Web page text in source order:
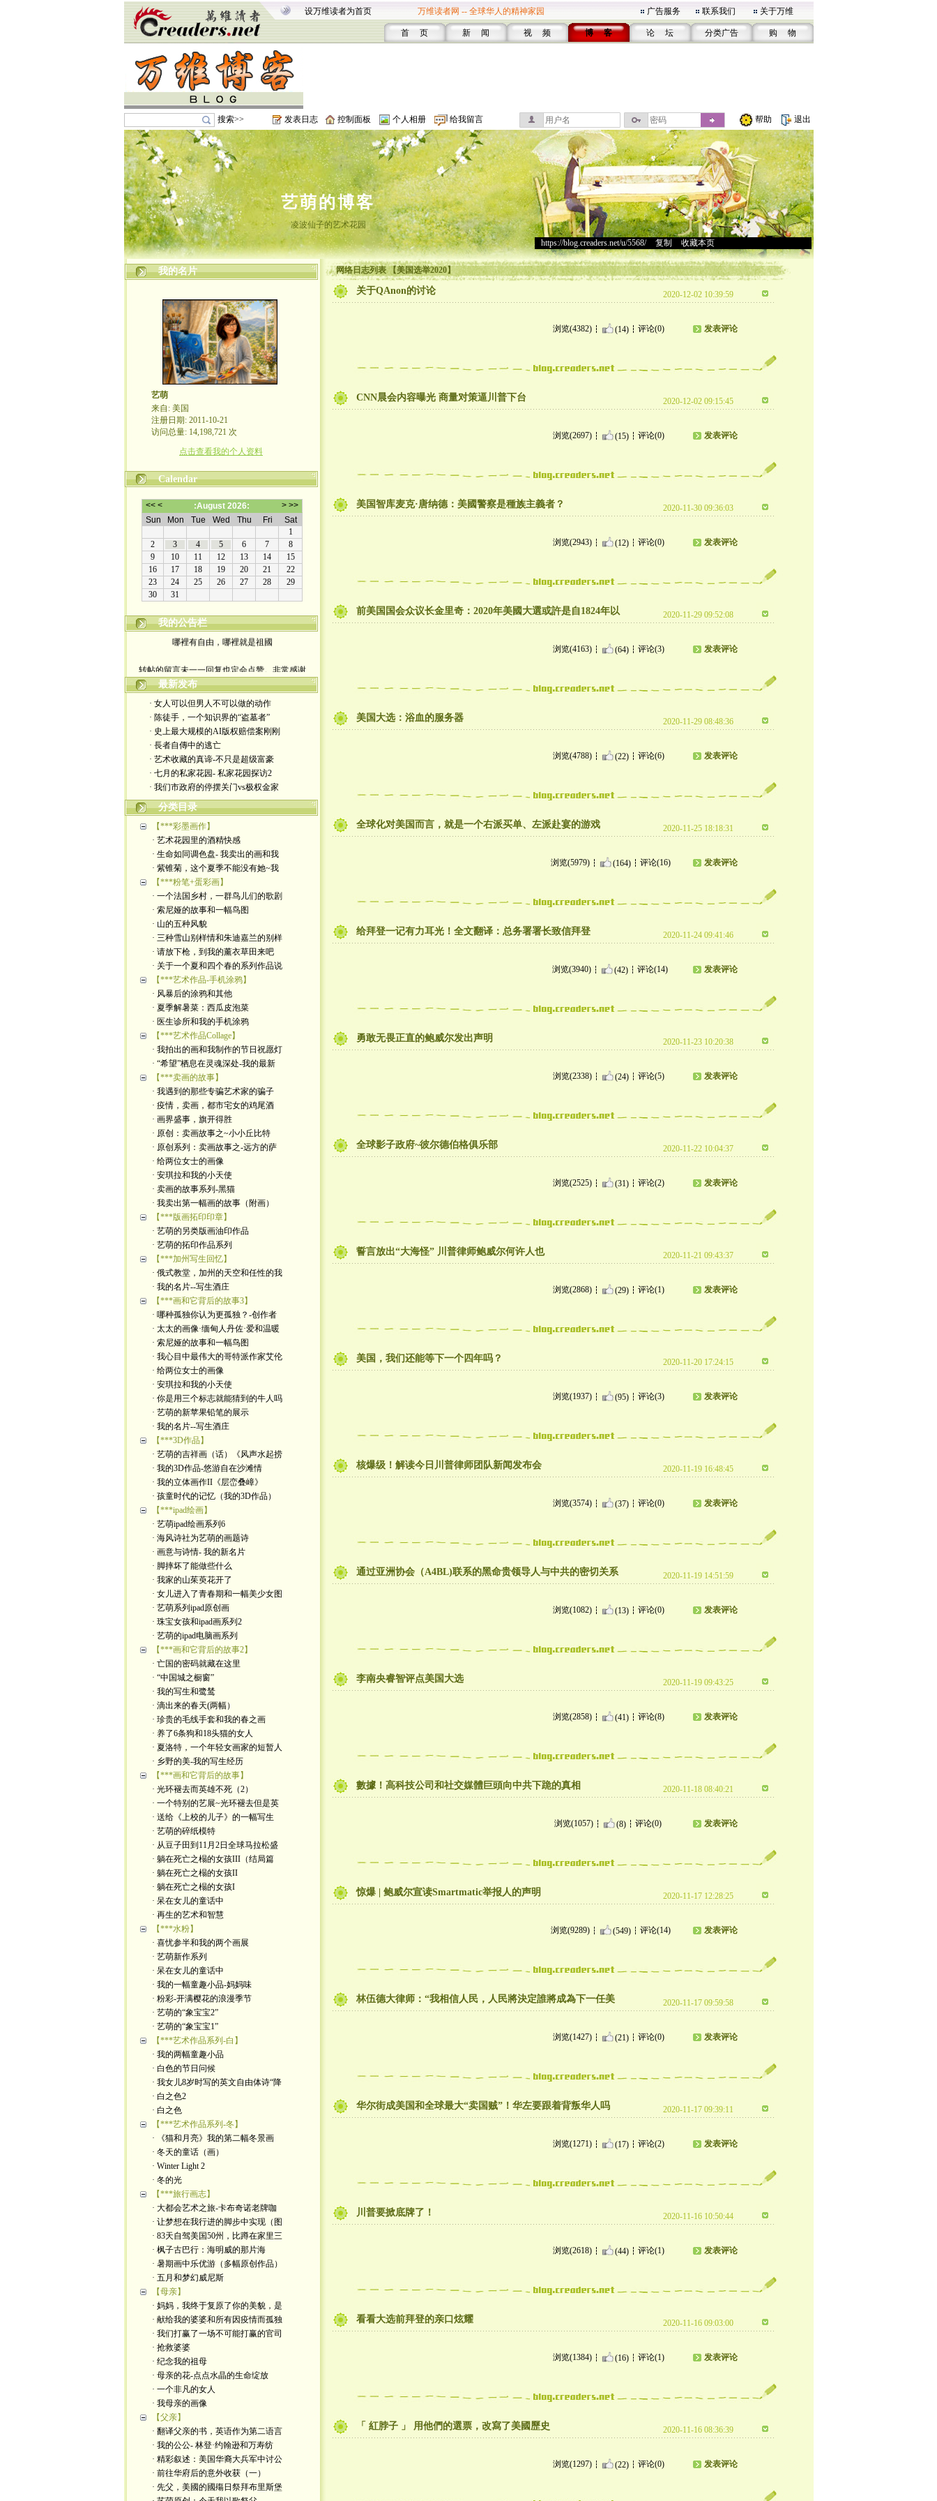
设万维读者为首页 万维读者网 -- 全球华人的精神家园 广告服务 联系我们 关于万维
首 页 新 闻 视 频 博 客 论 坛 分类广告 购 物
搜索>> 发表日志 控制面板 个人相册 给我留言 帮助 退出
艺萌的博客
凌波仙子的艺术花园
https://blog.creaders.net/u/5568/> 复制 收藏本页
我的名片
艺萌
来自: 美国
注册日期: 2011-10-21
访问总量: 14,198,721 次
点击查看我的个人资料
Calendar
我的公告栏
哪裡有自由，哪裡就是祖國
yimengling53@yahoo.com
有意收藏者请私信我，感谢一贯支持
政治转载不一定代表本人意见
艺术博客：https://yimengl.blog
目录中标注星号的为本人艺术原创
最新发布
· 女人可以但男人不可以做的动作
· 陈徒手，一个知识界的“盗墓者”
· 史上最大规模的AI版权赔偿案刚刚
· 長者自傳中的逃亡
· 艺术收藏的真谛-不只是超级富豪
· 七月的私家花园- 私家花园探访2
· 我们市政府的停摆关门vs极权金家
分类目录
【***彩墨画作】
· 艺术花园里的酒精快感
· 生命如同调色盘- 我卖出的画和我
· 紫锥菊，这个夏季不能没有她~我
【***粉笔+蛋彩画】
· 一个法国乡村，一群鸟儿们的歌剧
· 索尼娅的故事和一幅鸟图
· 山的五种风貌
· 三种雪山别样情和朱迪嘉兰的别样
· 请放下枪，到我的薰衣草田来吧
· 关于一个夏和四个春的系列作品说
【***艺术作品-手机涂鸦】
· 风暴后的涂鸦和其他
· 夏季解暑菜：西瓜皮泡菜
· 医生诊所和我的手机涂鸦
【***艺术作品Collage】
· 我拍出的画和我制作的节日祝愿灯
· “希望”栖息在灵魂深处-我的最新
【***卖画的故事】
· 我遇到的那些专骗艺术家的骗子
· 疫情，卖画，都市宅女的鸡尾酒
· 画界盛事，旗开得胜
· 原创：卖画故事之~小小丘比特
· 原创系列：卖画故事之-远方的萨
· 给两位女士的画像
· 安琪拉和我的小天使
· 卖画的故事系列-黑猫
· 我卖出第一幅画的故事（附画）
【***版画拓印印章】
· 艺萌的另类版画油印作品
· 艺萌的拓印作品系列
【***加州写生回忆】
· 俄式教堂，加州的天空和任性的我
· 我的名片--写生酒庄
【***画和它背后的故事3】
· 哪种孤独你认为更孤独？-创作者
· 太太的画像·缅甸人丹佐·爱和温暖
· 索尼娅的故事和一幅鸟图
· 我心目中最伟大的哥特派作家艾伦
· 给两位女士的画像
· 安琪拉和我的小天使
· 你是用三个标志就能猜到的牛人吗
· 艺萌的新苹果铅笔的展示
· 我的名片--写生酒庄
【***3D作品】
· 艺萌的吉祥画（话）《风声水起捞
· 我的3D作品-悠游自在沙滩情
· 我的立体画作II《层峦叠嶂》
· 孩童时代的记忆（我的3D作品）
【***ipad绘画】
· 艺萌ipad绘画系列6
· 海风诗社为艺萌的画题诗
· 画意与诗情- 我的新名片
· 脚摔坏了能做些什么
· 我家的山茱萸花开了
· 女儿进入了青春期和一幅美少女图
· 艺萌系列ipad原创画
· 珠宝女孩和ipad画系列2
· 艺萌的ipad电脑画系列
【***画和它背后的故事2】
· 亡国的密码就藏在这里
· “中国城之橱窗”
· 我的写生和鹭鸶
· 滴出来的春天(两幅）
· 珍贵的毛线手套和我的春之画
· 养了6条狗和18头猫的女人
· 夏洛特，一个年轻女画家的短暂人
· 乡野的美-我的写生经历
【***画和它背后的故事】
· 光环褪去而英雄不死（2）
· 一个特别的艺展~光环褪去但是英
· 送给《上校的儿子》的一幅写生
· 艺萌的碎纸模特
· 从豆子田到11月2日全球马拉松盛
· 躺在死亡之榻的女孩III（结局篇
· 躺在死亡之榻的女孩II
· 躺在死亡之榻的女孩I
· 呆在女儿的童话中
· 再生的艺术和智慧
【***水粉】
· 喜忧参半和我的两个画展
· 艺萌新作系列
· 呆在女儿的童话中
· 我的一幅童趣小品-妈妈味
· 粉彩-开满樱花的浪漫季节
· 艺萌的“象宝宝2”
· 艺萌的“象宝宝1”
【***艺术作品系列-白】
· 我的两幅童趣小品
· 白色的节日问候
· 我女儿8岁时写的英文自由体诗“降
· 白之色2
· 白之色
【***艺术作品系列-冬】
· 《猫和月亮》我的第二幅冬景画
· 冬天的童话（画）
· Winter Light 2
· 冬的光
【***旅行画志】
· 大都会艺术之旅-卡布奇诺老牌咖
· 让梦想在我行进的脚步中实现（图
· 83天自驾美国50州，比蹲在家里三
· 枫子古巴行：海明威的那片海
· 暑期画中乐优游（多幅原创作品）
· 五月和梦幻威尼斯
【母亲】
· 妈妈，我终于复原了你的美貌，是
· 献给我的婆婆和所有因疫情而孤独
· 我们打赢了一场不可能打赢的官司
· 抢救婆婆
· 纪念我的祖母
· 母亲的花-点点水晶的生命绽放
· 一个非凡的女人
· 我母亲的画像
【父亲】
· 翻译父亲的书，英语作为第二语言
· 我的公公- 林登·约翰逊和万寿纺
· 精彩叙述：美国华裔大兵军中讨公
· 前往华府后的意外收获（一）
· 先父，美國的國殤日祭拜布里斯堡
网络日志列表 【美国选举2020】
关于QAnon的讨论 2020-12-02 10:39:59
浏览(4382) (14) 评论(0) 发表评论
​CNN晨会内容曝光 商量对策逼川普下台 2020-12-02 09:15:45
浏览(2697) (15) 评论(0) 发表评论
美国智库麦克·唐纳德：美國警察是種族主義者？ 2020-11-30 09:36:03
浏览(2943) (12) 评论(0) 发表评论
前美国国会众议长金里奇：2020年美國大選或許是自1824年以 2020-11-29 09:52:08
浏览(4163) (64) 评论(3) 发表评论
美国大选：浴血的服务器 2020-11-29 08:48:36
浏览(4788) (22) 评论(6) 发表评论
全球化对美国而言，就是一个右派买单、左派赴宴的游戏 2020-11-25 18:18:31
浏览(5979) (164) 评论(16) 发表评论
给拜登一记有力耳光！全文翻译：总务署署长致信拜登 2020-11-24 09:41:46
浏览(3940) (42) 评论(14) 发表评论
勇敢无畏正直的鲍威尔发出声明 2020-11-23 10:20:38
浏览(2338) (24) 评论(5) 发表评论
全球影子政府~彼尔德伯格俱乐部 2020-11-22 10:04:37
浏览(2525) (31) 评论(2) 发表评论
誓言放出“大海怪” 川普律师鲍威尔何许人也 2020-11-21 09:43:37
浏览(2868) (29) 评论(1) 发表评论
美国，我们还能等下一个四年吗？ 2020-11-20 17:24:15
浏览(1937) (95) 评论(3) 发表评论
核爆级！解读今日川普律师团队新闻发布会 2020-11-19 16:48:45
浏览(3574) (37) 评论(0) 发表评论
通过亚洲协会（A4BL)联系的黑命贵领导人与中共的密切关系 2020-11-19 14:51:59
浏览(1082) (13) 评论(0) 发表评论
李南央睿智评点美国大选 2020-11-19 09:43:25
浏览(2858) (41) 评论(8) 发表评论
數據！高科技公司和社交媒體巨頭向中共下跪的真相 2020-11-18 08:40:21
浏览(1057) (8) 评论(0) 发表评论
惊爆 | 鲍威尔宣读Smartmatic举报人的声明 2020-11-17 12:28:25
浏览(9289) (549) 评论(14) 发表评论
林伍德大律师：“我相信人民，人民將決定誰將成為下一任美 2020-11-17 09:59:58
浏览(1427) (21) 评论(0) 发表评论
华尔街成美国和全球最大“卖国贼”！华左要跟着背叛华人吗 2020-11-17 09:39:11
浏览(1271) (17) 评论(2) 发表评论
川普要掀底牌了！ 2020-11-16 10:50:44
浏览(2618) (44) 评论(1) 发表评论
看看大选前拜登的亲口炫耀 2020-11-16 09:03:00
浏览(1384) (16) 评论(1) 发表评论
「 紅脖子 」 用他們的選票，改寫了美國歷史 2020-11-16 08:36:39
浏览(1297) (22) 评论(0) 发表评论